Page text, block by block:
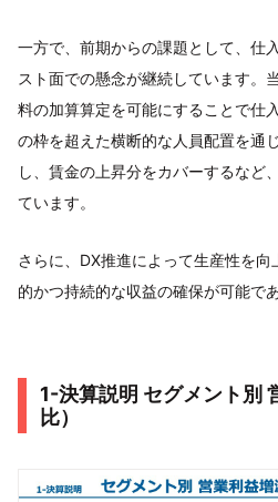
一方で、前期からの課題として、仕
スト面での懸念が継続しています。
料の加算算定を可能にすることで仕
の枠を超えた横断的な人員配置を通
し、賃金の上昇分をカバーするなど
ています。
さらに、DX推進によって生産性を
的かつ持続的な収益の確保が可能で
1-決算説明 セグメント別
比）